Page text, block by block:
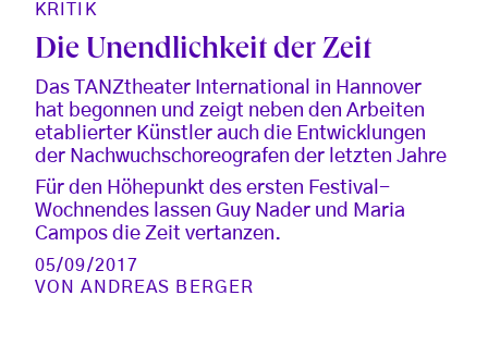
KRITIK
Die Unendlichkeit der Zeit
Das TANZtheater International in Hannover
hat begonnen und zeigt neben den Arbeiten
etablierter Künstler auch die Entwicklungen
der Nachwuchschoreografen der letzten Jahre
Für den Höhepunkt des ersten Festival-
Wochnendes lassen Guy Nader und Maria
Campos die Zeit vertanzen.
05/09/2017
VONANDREAS BERGER